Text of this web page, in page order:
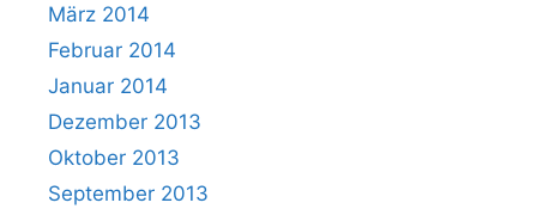
März 2014
Februar 2014
Januar 2014
Dezember 2013
Oktober 2013
September 2013